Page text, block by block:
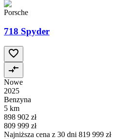
Porsche
718 Spyder
Nowe
2025
Benzyna
5 km
898 902 zł
809 999 zł
Najniższa cena z 30 dni 819 999 zł